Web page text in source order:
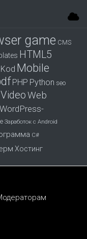
game CMS
HTML5
Kod Mobile
PHP Python seo
VideoWeb
WordPress-
Заработок с Android
С#
Хостинг